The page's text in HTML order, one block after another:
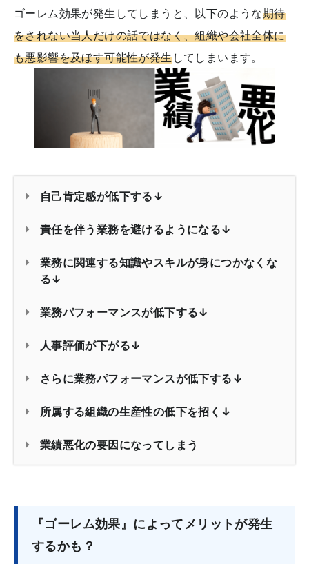
ゴーレム効果が発生してしまうと、以下のような期待
をされない当人だけの話ではなく、組織や会社全体に
も悪影響を及ぼす可能性が発生してしまいます。
自己肯定感が低下する↓
責任を伴う業務を避けるようになる↓
業務に関連する知識やスキルが身につかなくな
る↓
業務パフォーマンスが低下する↓
人事評価が下がる↓
さらに業務パフォーマンスが低下する↓
所属する組織の生産性の低下を招く↓
業績悪化の要因になってしまう
『ゴーレム効果』によってメリットが発生
するかも？